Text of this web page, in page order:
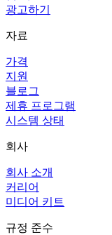
광고하기
자료
가격
지원
블로그
제휴 프로그램
시스템 상태
회사
회사 소개
커리어
미디어 키트
규정 준수